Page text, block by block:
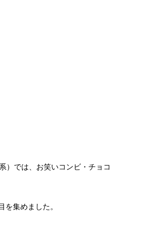
）では、お笑いコンビ・チョコ
集めました。